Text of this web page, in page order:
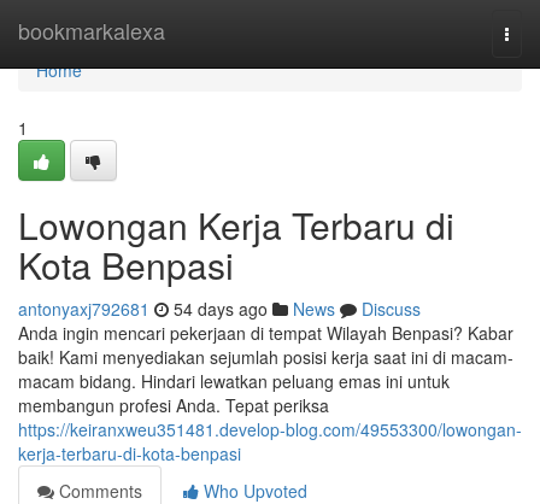
bookmarkalexa
Home
Home
1
Lowongan Kerja Terbaru di
Kota Benpasi
antonyaxj792681 54 days ago News
Discuss
Anda ingin mencari pekerjaan di tempat Wilayah Benpasi? Kabar
baik! Kami menyediakan sejumlah posisi kerja saat ini di macam-
macam bidang. Hindari lewatkan peluang emas ini untuk
membangun profesi Anda. Tepat periksa
https://keiranxweu351481.develop-blog.com/49553300/lowongan-
kerja-terbaru-di-kota-benpasi
Comments
Who Upvoted